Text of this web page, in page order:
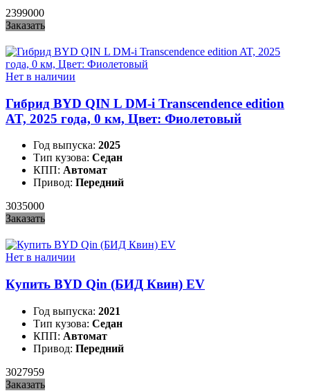
2399000
Заказать
Нет в наличии
Гибрид BYD QIN L DM-i Transcendence edition
AT, 2025 года, 0 км, Цвет: Фиолетовый
Год выпуска: 2025
Тип кузова: Седан
КПП: Автомат
Привод: Передний
3035000
Заказать
Нет в наличии
Купить BYD Qin (БИД Квин) EV
Год выпуска: 2021
Тип кузова: Седан
КПП: Автомат
Привод: Передний
3027959
Заказать